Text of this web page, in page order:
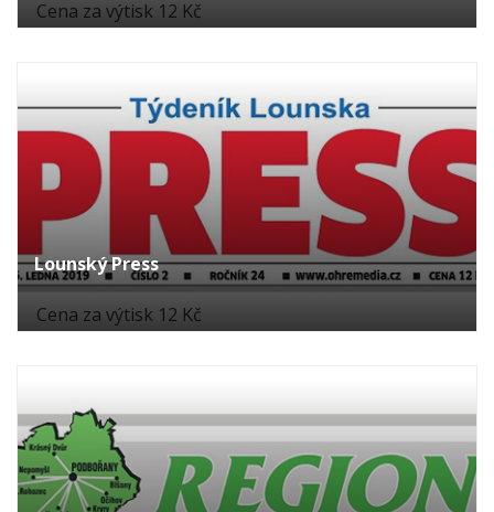
Cena za výtisk 12 Kč
Lounský Press
Cena za výtisk 12 Kč